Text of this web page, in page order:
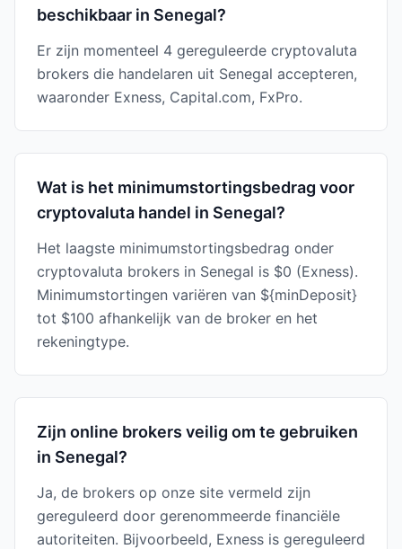
beschikbaar in Senegal?
Er zijn momenteel 4 gereguleerde cryptovaluta
brokers die handelaren uit Senegal accepteren,
waaronder Exness, Capital.com, FxPro.
Wat is het minimumstortingsbedrag voor
cryptovaluta handel in Senegal?
Het laagste minimumstortingsbedrag onder
cryptovaluta brokers in Senegal is $0 (Exness).
Minimumstortingen variëren van ${minDeposit}
tot $100 afhankelijk van de broker en het
rekeningtype.
Zijn online brokers veilig om te gebruiken
in Senegal?
Ja, de brokers op onze site vermeld zijn
gereguleerd door gerenommeerde financiële
autoriteiten. Bijvoorbeeld, Exness is gereguleerd